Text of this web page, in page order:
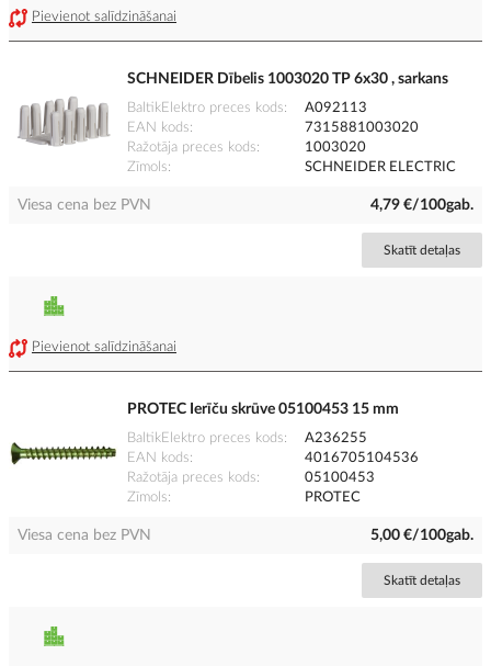
Pievienot salīdzināšanai
SCHNEIDER Dībelis 1003020 TP 6x30 , sarkans
BaltikElektro preces kods
A092113
EAN kods
7315881003020
Ražotāja preces kods
1003020
Zīmols
SCHNEIDER ELECTRIC
Viesa cena bez PVN 4,79 €/100gab.
Skatīt detaļas
Pievienot salīdzināšanai
PROTEC Ierīču skrūve 05100453 15 mm
BaltikElektro preces kods
A236255
EAN kods
4016705104536
Ražotāja preces kods
05100453
Zīmols
PROTEC
Viesa cena bez PVN 5,00 €/100gab.
Skatīt detaļas